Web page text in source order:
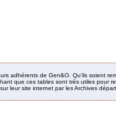
adhérents de Gen&O. Qu’ils soient
que ces tables sont très utiles pour
leur site internet par les Archives